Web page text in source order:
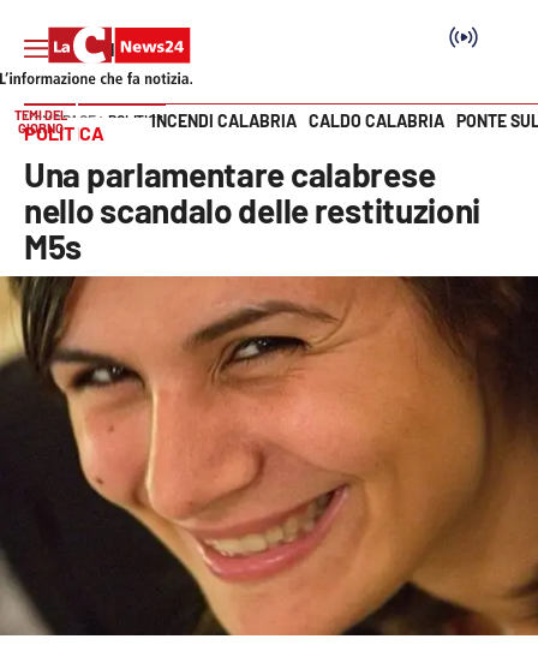
SEZIONI
Cronaca
Politica
Attualità
Economia e lavoro
Italia Mondo
Sport
Vai
TEMI DEL
GIORNO
INCENDI CALABRIA CALDO CALABRIA PONTE
HOME PAGE POLITICA
POLITICA
Una parlamentare calabrese
nello scandalo delle restituzioni
M5s